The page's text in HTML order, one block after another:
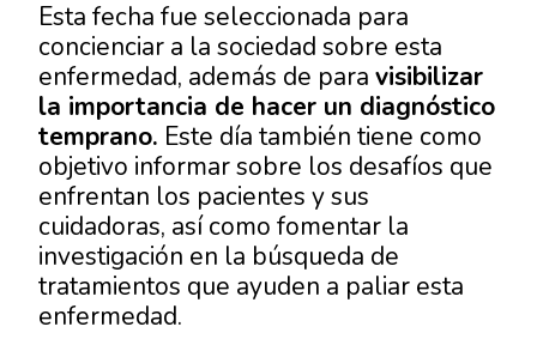
Esta fecha fue seleccionada para
concienciar a la sociedad sobre esta
enfermedad, además de paravisibilizar
la importancia de hacer un diagnóstico
temprano. Este día también tiene como
objetivo informar sobre los desafíos que
enfrentan los pacientes y sus
cuidadoras, así como fomentar la
investigación en la búsqueda de
tratamientos que ayuden a paliar esta
enfermedad.